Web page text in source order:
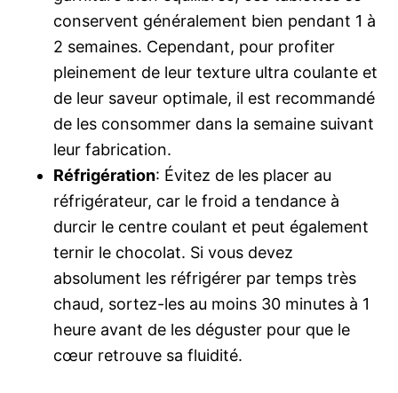
conservent généralement bien pendant 1 à
2 semaines. Cependant, pour profiter
pleinement de leur texture ultra coulante et
de leur saveur optimale, il est recommandé
de les consommer dans la semaine suivant
leur fabrication.
Réfrigération: Évitez de les placer au
réfrigérateur, car le froid a tendance à
durcir le centre coulant et peut également
ternir le chocolat. Si vous devez
absolument les réfrigérer par temps très
chaud, sortez-les au moins 30 minutes à 1
heure avant de les déguster pour que le
cœur retrouve sa fluidité.